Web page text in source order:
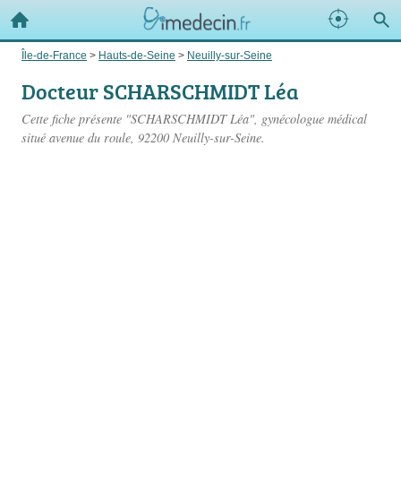
Île-de-France > Hauts-de-Seine > Neuilly-sur-Seine
Docteur SCHARSCHMIDT Léa
Cette fiche présente "SCHARSCHMIDT Léa", gynécologue médical
situé avenue du roule, 92200 Neuilly-sur-Seine.